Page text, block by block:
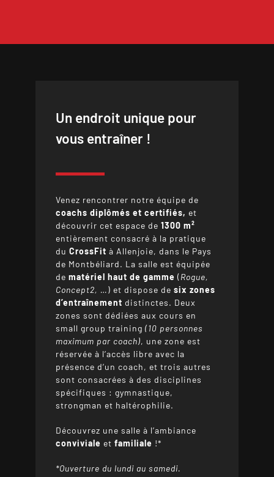
Un endroit unique pour
vous entraîner !
Venez rencontrer notre équipe de
coachsdiplômés et certifiés, et
découvrir cet espace de1300 m²
entièrement consacré à la pratique
duCrossFit à Allenjoie, dans le Pays
de Montbéliard. La salle est équipée
dematériel haut de gamme (Rogue,
Concept2, …) et dispose desix zones
d’entraînement distinctes. Deux
zones sont dédiées aux cours en
small group training(10 personnes
maximum par coach), une zone est
réservée à l’accès libre avec la
présence d’un coach, et trois autres
sont consacrées à des disciplines
spécifiques : gymnastique,
strongman et haltérophilie.
Découvrez une salle à l’ambiance
conviviale etfamiliale !*
*Ouverture du lundi au samedi.